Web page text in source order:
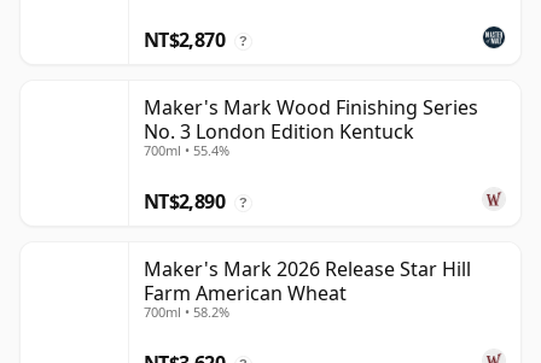
NT$2,870 ?
Maker's Mark Wood Finishing Series
No. 3 London Edition Kentuck
700ml • 55.4%
NT$2,890 ?
Maker's Mark 2026 Release Star Hill
Farm American Wheat
700ml • 58.2%